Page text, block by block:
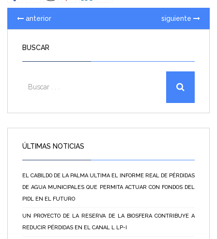
anterior siguiente
BUSCAR
ÚLTIMAS NOTICIAS
EL CABILDO DE LA PALMA ULTIMA EL INFORME REAL DE PÉRDIDAS
DE AGUA MUNICIPALES QUE PERMITA ACTUAR CON FONDOS DEL
PIDL EN EL FUTURO
UN PROYECTO DE LA RESERVA DE LA BIOSFERA CONTRIBUYE A
REDUCIR PÉRDIDAS EN EL CANAL L LP-I